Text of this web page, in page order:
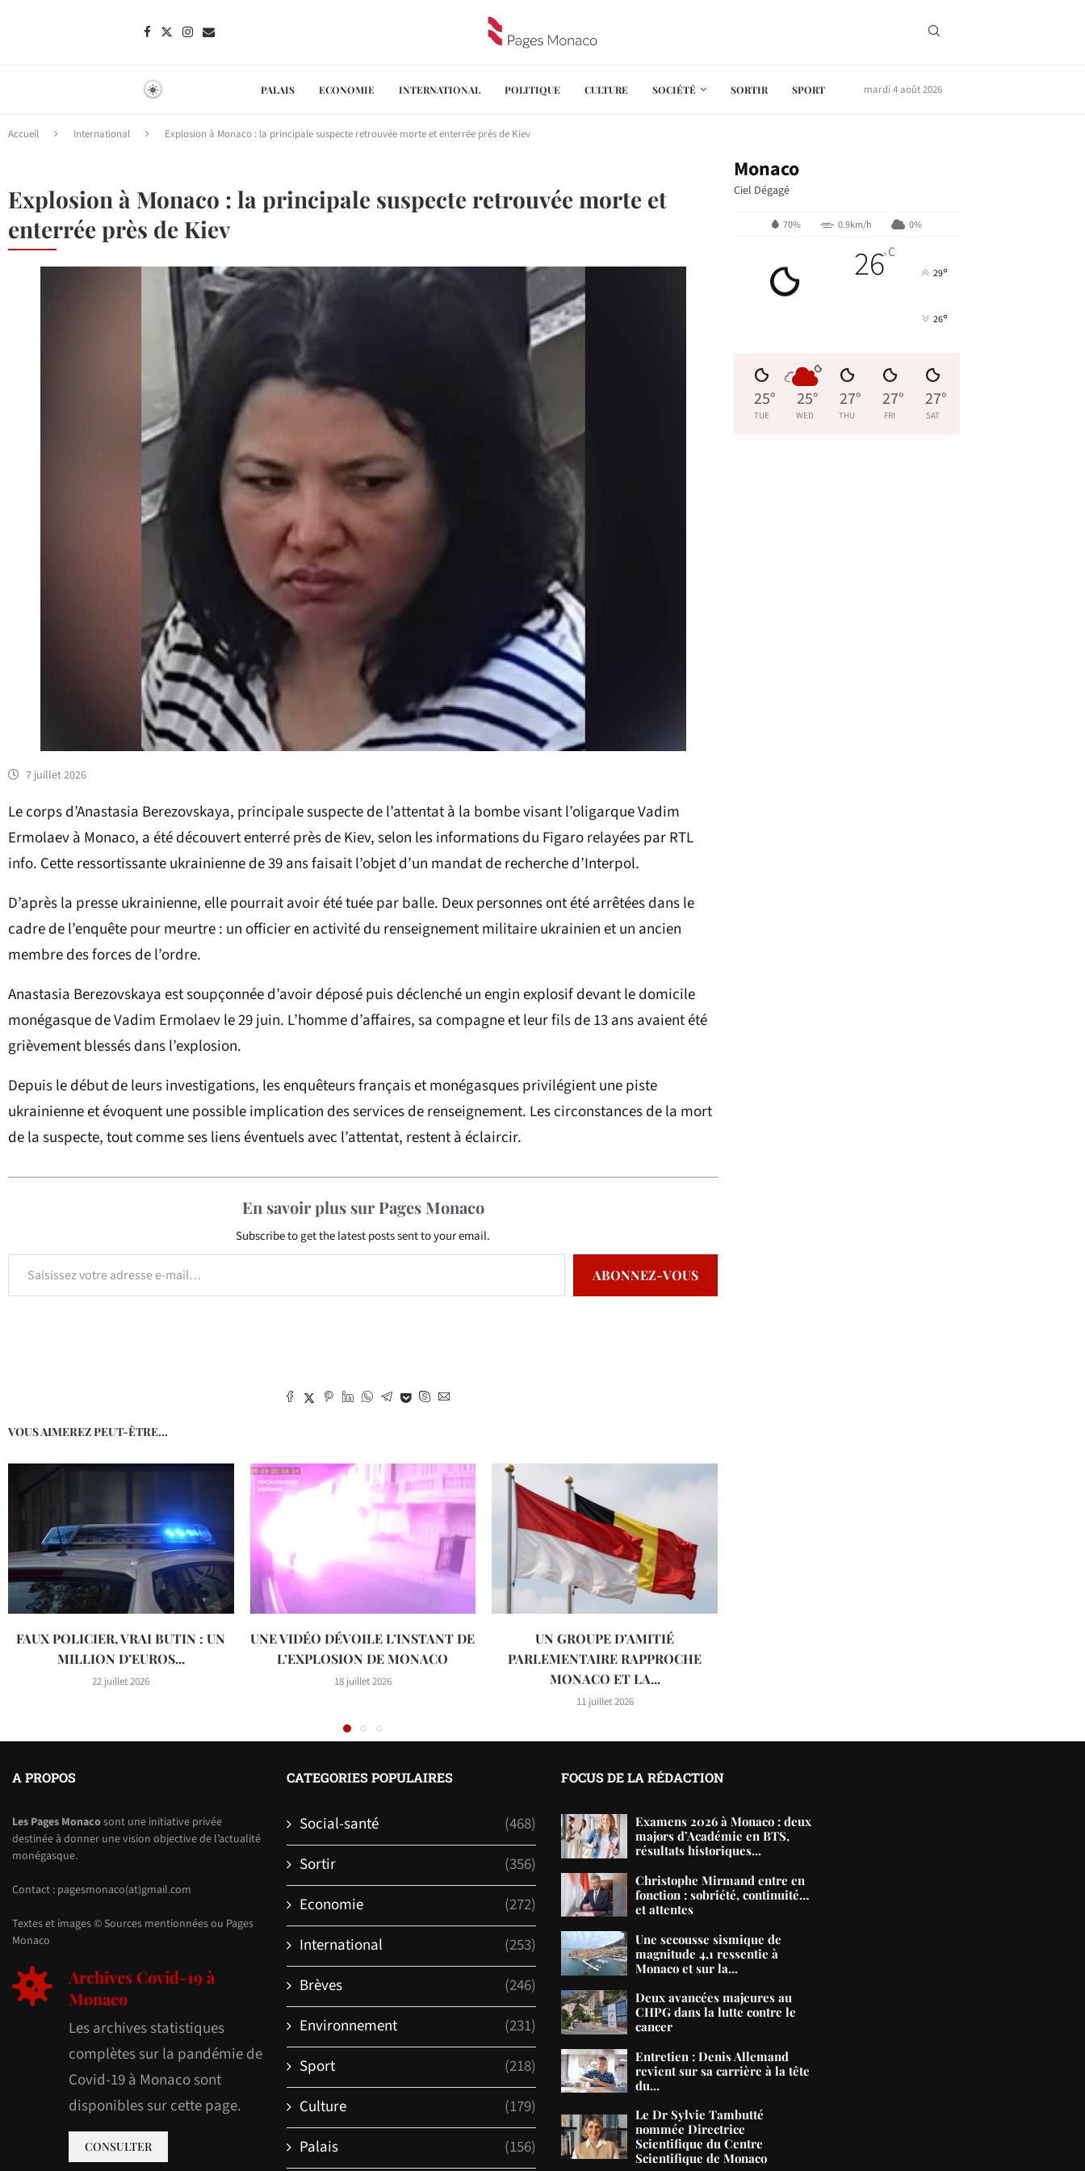
PALAIS ECONOMIE INTERNATIONAL POLITIQUE CULTURE SOCIÉTÉ SORTIR SPORT mardi 4 août 2026
Accueil International Explosion à Monaco : la principale suspecte retrouvée morte et enterrée près de Kiev
Explosion à Monaco : la principale suspecte retrouvée morte et
enterrée près de Kiev
7 juillet 2026
Le corps d’Anastasia Berezovskaya, principale suspecte de l’attentat à la bombe visant l’oligarque Vadim
Ermolaev à Monaco, a été découvert enterré près de Kiev, selon les informations du Figaro relayées par RTL
info. Cette ressortissante ukrainienne de 39 ans faisait l’objet d’un mandat de recherche d’Interpol.
D’après la presse ukrainienne, elle pourrait avoir été tuée par balle. Deux personnes ont été arrêtées dans le
cadre de l’enquête pour meurtre : un officier en activité du renseignement militaire ukrainien et un ancien
membre des forces de l’ordre.
Anastasia Berezovskaya est soupçonnée d’avoir déposé puis déclenché un engin explosif devant le domicile
monégasque de Vadim Ermolaev le 29 juin. L’homme d’affaires, sa compagne et leur fils de 13 ans avaient été
grièvement blessés dans l’explosion.
Depuis le début de leurs investigations, les enquêteurs français et monégasques privilégient une piste
ukrainienne et évoquent une possible implication des services de renseignement. Les circonstances de la mort
de la suspecte, tout comme ses liens éventuels avec l’attentat, restent à éclaircir.
En savoir plus sur Pages Monaco
Subscribe to get the latest posts sent to your email.
ABONNEZ-VOUS
VOUS AIMEREZ PEUT-ÊTRE...
FAUX POLICIER, VRAI BUTIN : UN
MILLION D’EUROS...
22 juillet 2026
UNE VIDÉO DÉVOILE L’INSTANT DE
L’EXPLOSION DE MONACO
18 juillet 2026
UN GROUPE D’AMITIÉ
PARLEMENTAIRE RAPPROCHE
MONACO ET LA...
11 juillet 2026
Monaco
Ciel Dégagé
70% 0.9km/h 0%
26°C
29°
26°
25°
TUE
25°
WED
27°
THU
27°
FRI
27°
SAT
A PROPOS
Les Pages Monacosont une initiative privée
destinée à donner une vision objective de l’actualité
monégasque.
Contact : pagesmonaco(at)gmail.com
Textes et images © Sources mentionnées ou Pages
Monaco
Archives Covid-19 à
Monaco
Les archives statistiques
complètes sur la pandémie de
Covid-19 à Monaco sont
disponibles sur cette page.
CONSULTER
CATEGORIES POPULAIRES
Social-santé
(468)
Sortir
(356)
Economie
(272)
International
(253)
Brèves
(246)
Environnement
(231)
Sport
(218)
Culture
(179)
Palais
(156)
FOCUS DE LA RÉDACTION
Examens 2026 à Monaco : deux
majors d’Académie en BTS,
résultats historiques...
Christophe Mirmand entre en
fonction : sobriété, continuité…
et attentes
Une secousse sismique de
magnitude 4,1 ressentie à
Monaco et sur la...
Deux avancées majeures au
CHPG dans la lutte contre le
cancer
Entretien : Denis Allemand
revient sur sa carrière à la tête
du...
Le Dr Sylvie Tambutté
nommée Directrice
Scientifique du Centre
Scientifique de Monaco